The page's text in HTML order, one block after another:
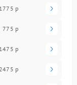
1775 р
775 р
1475 р
2475 р